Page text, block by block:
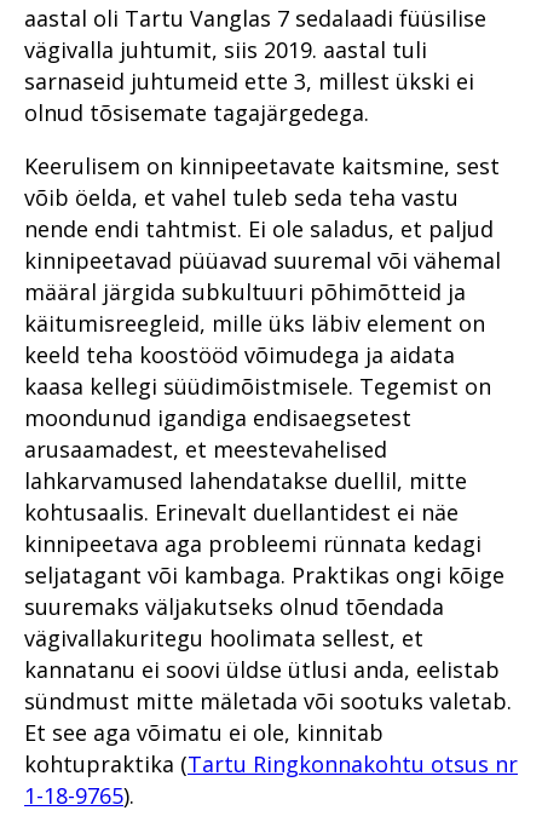
Vahistamine ja
konfiskeerimine
Riigivastased süüteod
Organiseeritud kuritegevus
Küberkuritegevus
kogukonnaga
Põhja ringkonnaprokuratuur
Lääne ringkonnaprokuratuur
Lõuna ringkonnaprokuratuur
Viru ringkonnaprokuratuur
Süüdistusosakond 1
Süüdistusosakond 2
Järelevalveosakond
Haldusosakond
Südametunnistuse poolel
väärtustatakse kogemust
Erikonsultandi eripalgeline töö
Rahvusvaheline koostöö
numbrites 2023
Im memoriam Alar Kirs
Rahvusvaheline
koolituskoostöö
prokuratuuris
Raske
Riigi peaprokurörilt
Riigihangetega seotud
korruptsioonist
meditsiinisektoris
Riigivastased süüteod
Süüdistusosakond aastal
2022
Suure kahjuga
majanduskuritegevus
Tervislikel põhjustel
menetlusest vabastamine –
kriminaalmenetluses?
Tugevatoimelised uimastid
Vahistamine ja
konfiskeerimine
Viru ringkonnaprokuratuur
aastal 2022
Põhja ringkonnaprokuratuur
aastal 2021
Rahvusvaheline koostöö
küberkuritegude uurimisel
Rahvusvahelise
küberkuritegevuse
tõkestamise väljakutsetest
tõendite kogumisel
Raske
korruptsioonikuritegevus
Riigivastased süüteod
Suur samm edasi
investeerimiskelmuste
pandeemia peatamiseks
Suure kahjuga
majanduskuritegevus
Süüdistusosakond aastal
2021
Teekond prokuratuuris -
hakkajast praktikandist
kogemustega
ringkonnaprokuröriks.
Intervjuu Liisa Nuudiga
Tugevatoimelised uimastid
Vahistamine ja
Koovit – turist, kellest sai
kohalik
Põhja ringkonnaprokuratuur
2020. aastal
aastal 2020
2020. aastal
Lõuna ringkonnaprokuratuur
2020. aastal
Avalike suhete osakond 2020.
aastal
Süüdistusosakond 2020.
aastal
Järelevalveosakond 2020.
aastal
Haldusosakond 2020. aastal
Prokuratuuri infosüsteemi
uuendus PRIS3
Prokuratuuris töötamisest
Prokuratuur tunnustab
Mälestused Eurojusti tööst
2004–2019
Metanoolitragöödia
Pärnus
ERA panga pankrot
keelas vastsündinu
päästmise vereülekandega
Mäo tulistamine
Pommiplahvatus
Vabaduse väljakul
Lõuna ringkonnaprokuratuur
aastal 2019
Lääne ringkonnaprokuratuur
aastal 2019
Süüdistusosakond aastal
2019
Avalike suhete osakond
aastal 2019
Järelevalveosakond aastal
2019
Haldusosakond aastal 2019
Rahvusvaheline koostöö 2019
Valmisid prokuröride
kompetentsimudelid
Prokuratuur 2015–2019
Prokuratuuri aastaraamat 2018
Riigi peaprokuröri
pöördumine
Prokuratuuri väärtused ja
strateegilised eesmärgid
Prokuratuuri tegevus 2018.
aastal
Prokuratuuri aastaraamat 2017
Riigi peaprokuröri
pöördumine
Prokuratuuri väärtused ja
strateegilised eesmärgid
Prokuratuuri tegevuse 2017.
Prokuratuuri aastaraamat 2016
Peaprokuröri pöördumine
Prokuratuuri aasta numbrites
Põhja Ringkonnaprokuratuur
aastal oli Tartu Vanglas 7 sedalaadi füüsilise
vägivalla juhtumit, siis 2019. aastal tuli
sarnaseid juhtumeid ette 3, millest ükski ei
olnud tõsisemate tagajärgedega.
Keerulisem on kinnipeetavate kaitsmine, sest
võib öelda, et vahel tuleb seda teha vastu
nende endi tahtmist. Ei ole saladus, et paljud
kinnipeetavad püüavad suuremal või vähemal
määral järgida subkultuuri põhimõtteid ja
käitumisreegleid, mille üks läbiv element on
keeld teha koostööd võimudega ja aidata
kaasa kellegi süüdimõistmisele. Tegemist on
moondunud igandiga endisaegsetest
arusaamadest, et meestevahelised
lahkarvamused lahendatakse duellil, mitte
kohtusaalis. Erinevalt duellantidest ei näe
kinnipeetava aga probleemi rünnata kedagi
seljatagant või kambaga. Praktikas ongi kõige
suuremaks väljakutseks olnud tõendada
vägivallakuritegu hoolimata sellest, et
kannatanu ei soovi üldse ütlusi anda, eelistab
sündmust mitte mäletada või sootuks valetab.
Et see aga võimatu ei ole, kinnitab
kohtupraktika (Tartu Ringkonnakohtu otsus nr
1-18-9765).